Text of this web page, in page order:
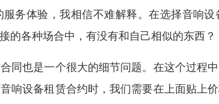
务体验，我相信不难解释。在选择音响
的各种场合中，有没有和自己相似的东西？
同也是一个很大的细节问题。在这个过程
响设备租赁合约时，我们需要在上面贴上